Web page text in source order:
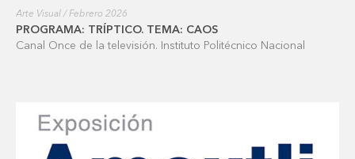
Arte Visual / Febrero 2026
PROGRAMA: TRÍPTICO. TEMA: CAOS
Canal Once de la televisión. Instituto Politécnico Nacional